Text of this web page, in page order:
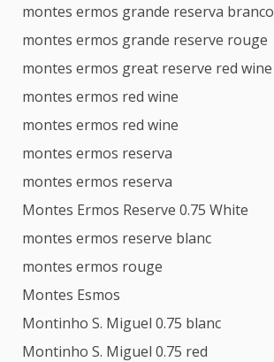
montes ermos grande reserva branco
montes ermos grande reserve rouge
montes ermos great reserve red wine
montes ermos red wine
montes ermos red wine
montes ermos reserva
montes ermos reserva
Montes Ermos Reserve 0.75 White
montes ermos reserve blanc
montes ermos rouge
Montes Esmos
Montinho S. Miguel 0.75 blanc
Montinho S. Miguel 0.75 red